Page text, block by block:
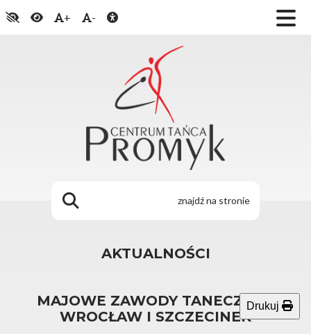
+ -
AKTUALNOŚCI
MAJOWE ZAWODY TANECZNE -
WROCŁAW I SZCZECINEK
Drukuj